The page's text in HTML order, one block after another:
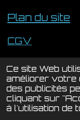
Ce site Web
améliorer votre
des publicités
cliquant sur
à l'utilisation de
Plan du site
CGV
Politique de
© 2024 - 2026
Propulsé par